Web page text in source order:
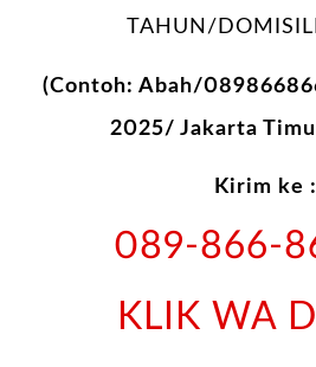
TAHUN/
(Contoh: Abah/
2025/ Jakarta
Kirim ke :
089-866-
KLIK WA